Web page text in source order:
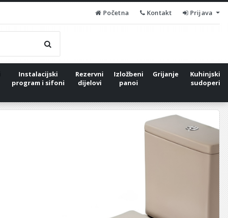
Početna Kontakt Prijava
Instalacijski
program i sifoni
Rezervni
dijelovi
Izložbeni
panoi
Grijanje
Kuhinjski
sudoperi